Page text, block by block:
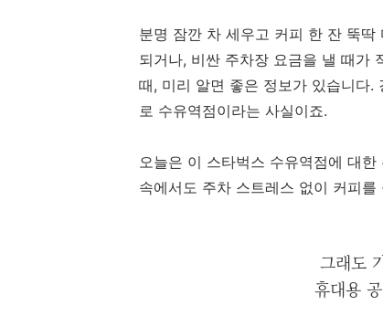
분명 잠깐 차 세우고 커피 한 잔 뚝
되거나, 비싼 주차장 요금을 낼 때가
때, 미리 알면 좋은 정보가 있습니다.
로 수유역점이라는 사실이죠.
오늘은 이 스타벅스 수유역점에 대
속에서도 주차 스트레스 없이 커피
그래도
휴대용